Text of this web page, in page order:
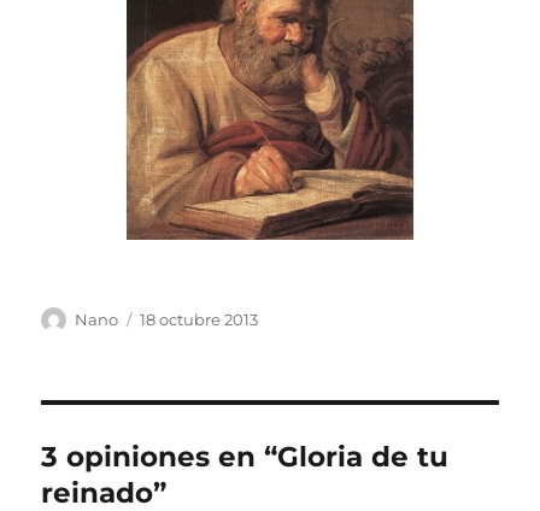
Autor
Nano
Publicado
18 octubre 2013
3 opiniones en “Gloria de tu
reinado”